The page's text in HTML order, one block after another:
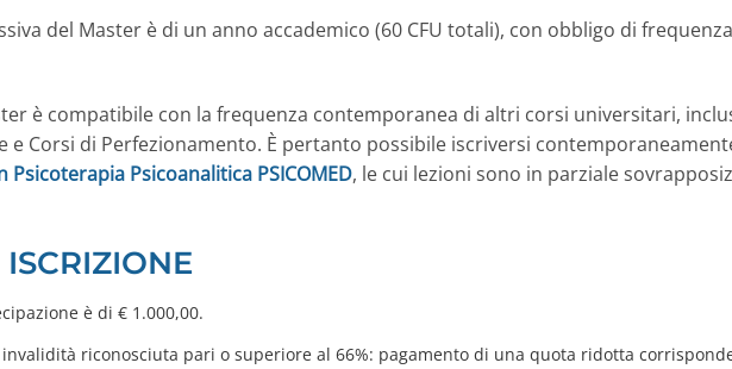
del Master è di un anno accademico (60 CFU totali), con obbligo di
è compatibile con la frequenza contemporanea di altri corsi universitari,
e Corsi di Perfezionamento. È pertanto possibile iscriversi
Psicoterapia Psicoanalitica PSICOMED, le cui lezioni sono in parziale
è di € 1.000,00.
riconosciuta pari o superiore al 66%: pagamento di una quota ridotta